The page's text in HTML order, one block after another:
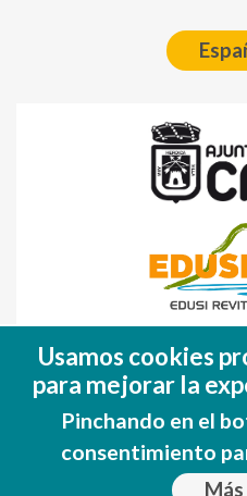
(FEDER)
Una manera
Usamos cookies
para mejorar la
Pinchando en el
consentimiento